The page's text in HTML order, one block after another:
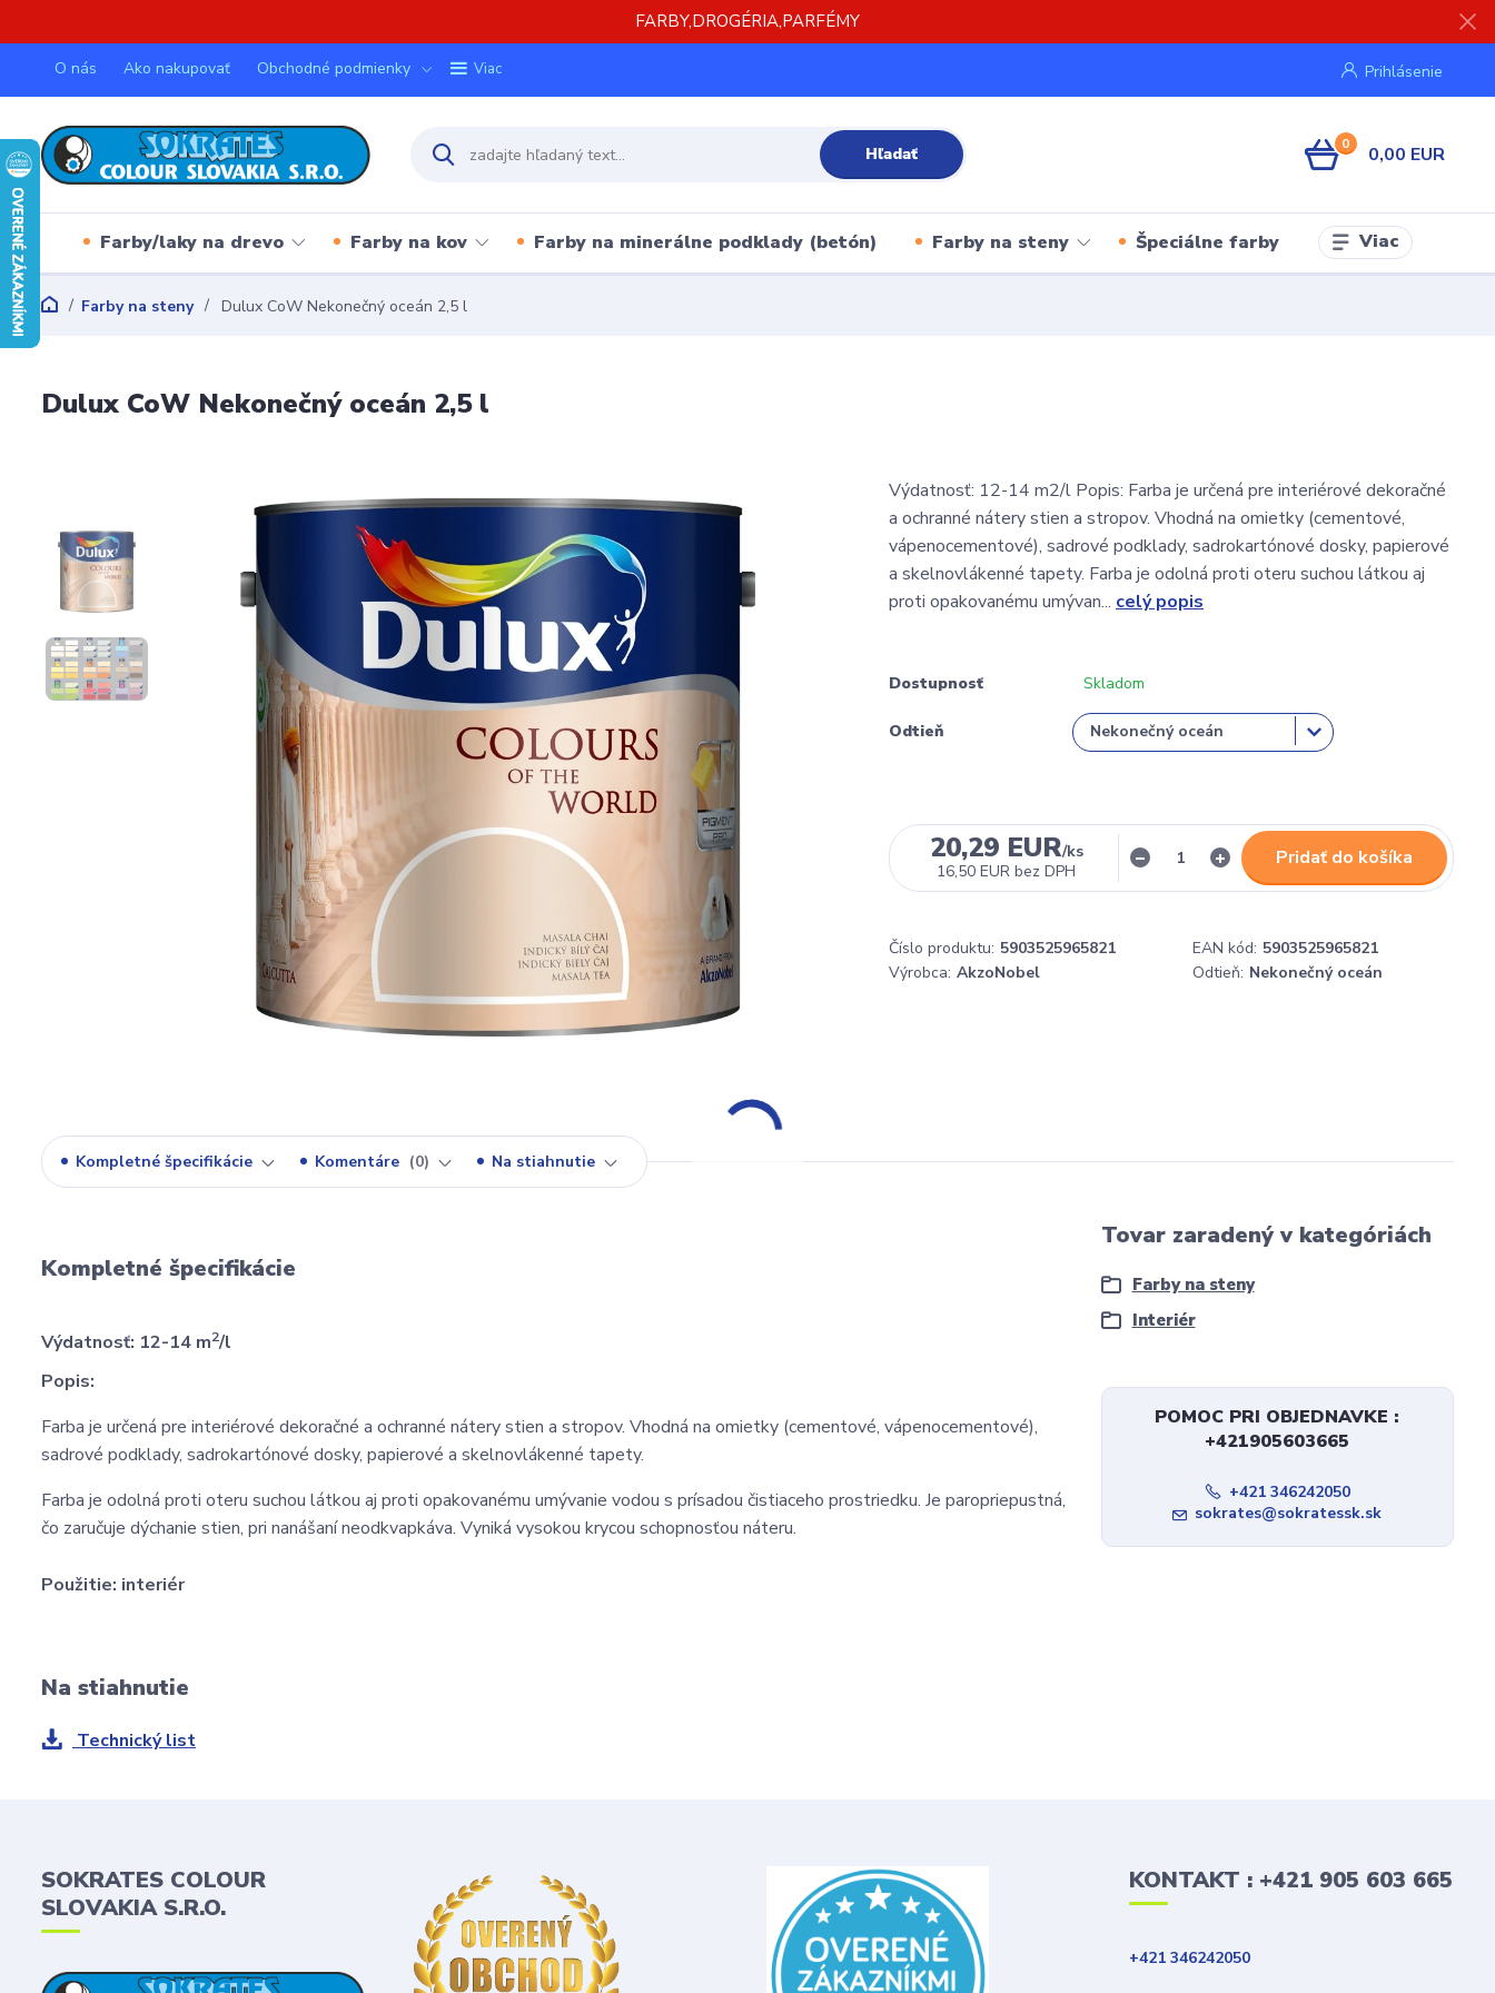
FARBY,DROGÉRIA,PARFÉMY
O nás Ako nakupovať Obchodné podmienky Viac Prihlásenie
Hľadať 0 0,00 EUR
Farby/laky na drevo Farby na kov Farby na minerálne podklady (betón) Farby na steny Špeciálne farby Viac
Farby na steny Dulux CoW Nekonečný oceán 2,5 l
Dulux CoW Nekonečný oceán 2,5 l
Výdatnosť: 12-14 m2/l Popis: Farba je určená pre interiérové dekoračné
a ochranné nátery stien a stropov. Vhodná na omietky (cementové,
vápenocementové), sadrové podklady, sadrokartónové dosky, papierové
a skelnovlákenné tapety. Farba je odolná proti oteru suchou látkou aj
proti opakovanému umývan... celý popis
Dostupnosť Skladom
Odtieň
20,29 EUR/ks
16,50 EUR bez DPH
Pridať do košíka
Číslo produktu: 5903525965821 EAN kód: 5903525965821
Výrobca: AkzoNobel Odtieň: Nekonečný oceán
Kompletné špecifikácie Komentáre 0 Na stiahnutie
Kompletné špecifikácie
Výdatnosť: 12-14 m2/l
Popis:
Farba je určená pre interiérové dekoračné a ochranné nátery stien a stropov. Vhodná na omietky (cementové, vápenocementové),
sadrové podklady, sadrokartónové dosky, papierové a skelnovlákenné tapety.
Farba je odolná proti oteru suchou látkou aj proti opakovanému umývanie vodou s prísadou čistiaceho prostriedku. Je paropriepustná,
čo zaručuje dýchanie stien, pri nanášaní neodkvapkáva. Vyniká vysokou krycou schopnosťou náteru.
Použitie: interiér
Tovar zaradený v kategóriách
Farby na steny
Interiér
POMOC PRI OBJEDNAVKE :
+421905603665
+421 346242050
sokrates@sokratessk.sk
Na stiahnutie
Technický list
SOKRATES COLOUR
SLOVAKIA S.R.O.
KONTAKT : +421 905 603 665
+421 346242050